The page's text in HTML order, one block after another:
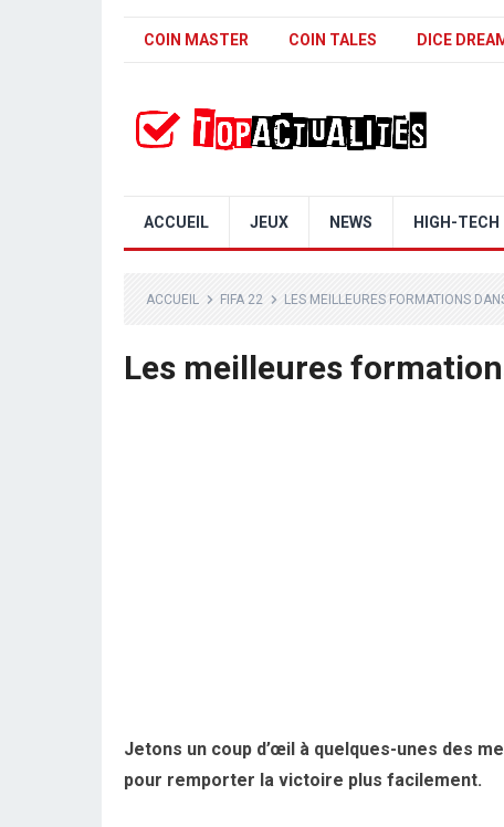
COIN MASTER COIN TALES DICE
ACCUEIL JEUX NEWS HIGH-TECH
ACCUEIL FIFA 22 LES MEILLEURES FORMATIONS
Les meilleures
Jetons un coup d’œil à quelques-unes des
pour remporter la victoire plus facilement.